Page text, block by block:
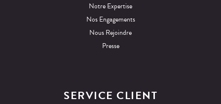
Notre Expertise
Nos Engagements
Nous Rejoindre
Presse
SERVICE CLIENT